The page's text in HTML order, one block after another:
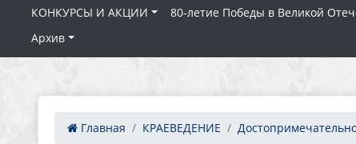
КОНКУРСЫ И АКЦИИ
80‑летие Победы в Великой
Архив
Главная КРАЕВЕДЕНИЕ